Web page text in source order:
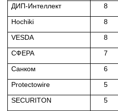
ДИП-Интеллект
8
Hochiki
8
VESDA
8
СФЕРА
7
Санком
6
Protectowire
5
SECURITON
5